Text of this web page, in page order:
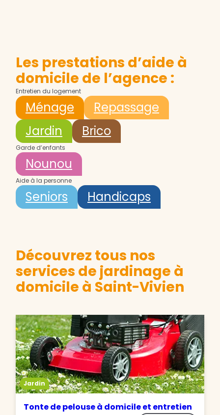
Les prestations d’aide à
domicile de l’agence :
Entretien du logement
Ménage
Repassage
Jardin
Brico
Garde d’enfants
Nounou
Aide à la personne
Seniors Handicaps
Découvrez tous nos
services de jardinage à
domicile à Saint-Vivien
Jardin
Tonte de pelouse à domicile et entretien